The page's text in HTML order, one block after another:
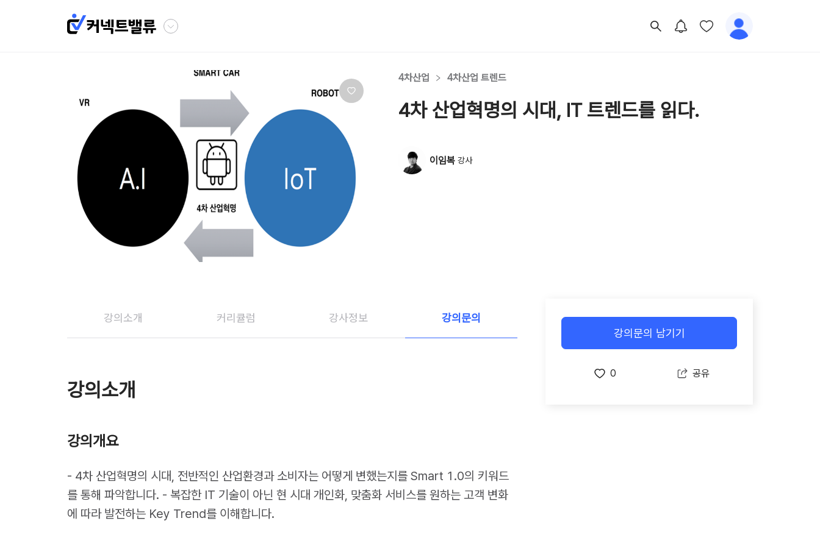
4차산업 4차산업 트렌드
4차 산업혁명의 시대, IT 트렌드를 읽다.
이임복 강사
강의소개 커리큘럼 강사정보 강의문의
강의소개
강의개요
- 4차 산업혁명의 시대, 전반적인 산업환경과 소비자는 어떻게 변했는지를 Smart 1.0의 키워드
를 통해 파악합니다. - 복잡한 IT 기술이 아닌 현 시대 개인화, 맞춤화 서비스를 원하는 고객 변화
에 따라 발전하는 Key Trend를 이해합니다.
강의문의 남기기
0 공유